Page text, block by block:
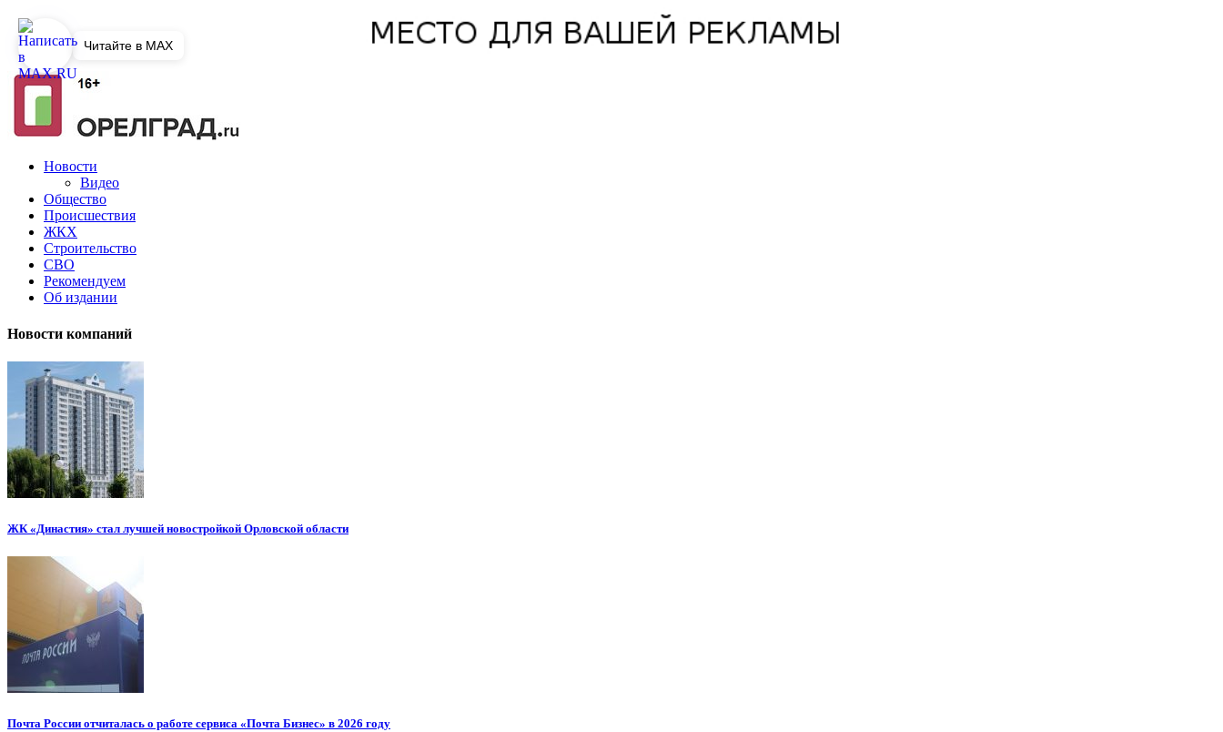
Новости
Видео
Общество
Происшествия
ЖКХ
Строительство
СВО
Рекомендуем
Об издании
Новости компаний
ЖК «Династия» стал лучшей новостройкой Орловской области
Почта России отчиталась о работе сервиса «Почта Бизнес» в 2026 году
Читайте в MAX